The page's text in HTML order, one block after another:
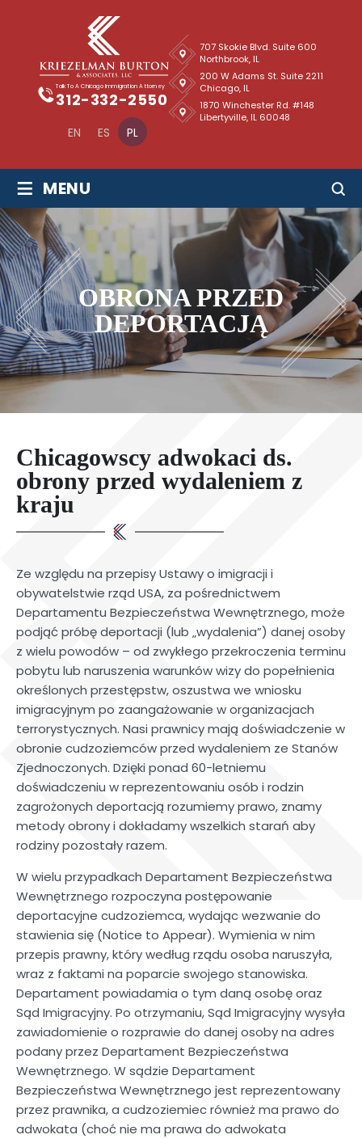
EN ES PL
Talk To A Chicago Immigration Attorney
312-332-2550
707 Skokie Blvd. Suite 600
Northbrook, IL
1870 Winchester Rd. #148
Libertyville, IL 60048
200 W Adams St. Suite 2211
Chicago, IL
≡ MENU
OBRONA PRZED
DEPORTACJĄ
Chicagowscy adwokaci ds.
obrony przed wydaleniem z
kraju
Ze względu na przepisy Ustawy o imigracji i
obywatelstwie rząd USA, za pośrednictwem
Departamentu Bezpieczeństwa Wewnętrznego, może
podjąć próbę deportacji (lub „wydalenia”) danej osoby
z wielu powodów – od zwykłego przekroczenia terminu
pobytu lub naruszenia warunków wizy do popełnienia
określonych przestępstw, oszustwa we wniosku
imigracyjnym po zaangażowanie w organizacjach
terrorystycznych. Nasi prawnicy mają doświadczenie w
obronie cudzoziemców przed wydaleniem ze Stanów
Zjednoczonych. Dzięki ponad 60-letniemu
doświadczeniu w reprezentowaniu osób i rodzin
zagrożonych deportacją rozumiemy prawo, znamy
metody obrony i dokładamy wszelkich starań aby
rodziny pozostały razem.
W wielu przypadkach Departament Bezpieczeństwa
Wewnętrznego rozpoczyna postępowanie
deportacyjne cudzoziemca, wydając wezwanie do
stawienia się (Notice to Appear). Wymienia w nim
przepis prawny, który według rządu osoba naruszyła,
wraz z faktami na poparcie swojego stanowiska.
Departament powiadamia o tym daną osobę oraz
Sąd Imigracyjny. Po otrzymaniu, Sąd Imigracyjny wysyła
​​​​zawiadomienie o rozprawie do danej osoby na adres
podany przez Departament Bezpieczeństwa
Wewnętrznego. W sądzie Departament
Bezpieczeństwa Wewnętrznego jest reprezentowany
przez prawnika, a cudzoziemiec również ma prawo do
adwokata (choć nie ma prawa do adwokata